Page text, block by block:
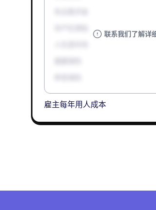
联系我们了解详
雇主每年用人成本